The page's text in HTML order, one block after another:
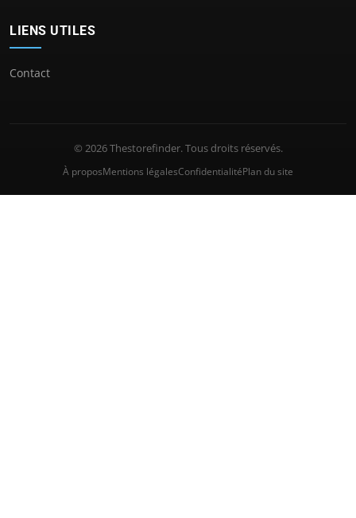
LIENS UTILES
Contact
© 2026 Thestorefinder. Tous droits réservés.
À proposMentions légalesConfidentialitéPlan du site